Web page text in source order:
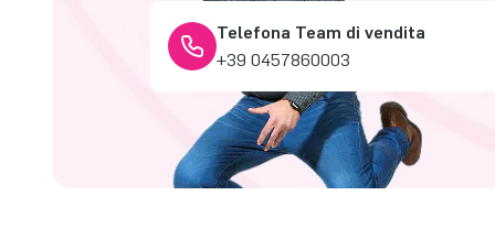
Telefona Team di vendita
+39 0457860003